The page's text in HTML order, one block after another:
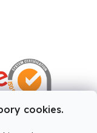
cookies.